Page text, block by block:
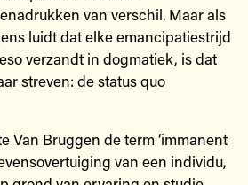
van verschil. Maar als
luidt dat elke emancipatiestrijd
verzandt in dogmatiek, is dat
streven: de status quo
Van Bruggen de term ‘immanent
van een individu,